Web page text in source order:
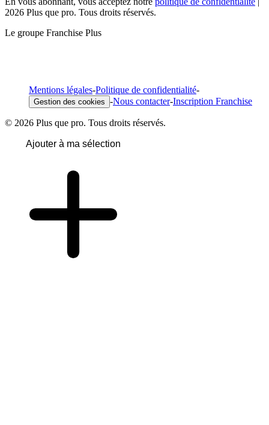
2026 Plus que pro. Tous droits réservés.
Le groupe Franchise Plus
Mentions légales-Politique de confidentialité-
Gestion des cookies -Nous contacter-Inscription Franchise
© 2026 Plus que pro. Tous droits réservés.
Ajouter à ma sélection